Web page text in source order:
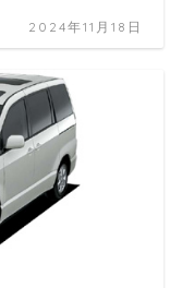
2024年11月18日